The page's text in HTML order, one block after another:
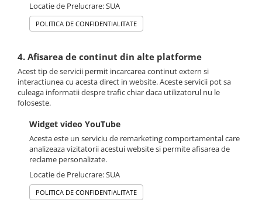
Locatie de Prelucrare: SUA
POLITICA DE CONFIDENTIALITATE
4. Afisarea de continut din alte platforme
Acest tip de servicii permit incarcarea continut extern si
interactiunea cu acesta direct in website. Aceste servicii pot sa
culeaga informatii despre trafic chiar daca utilizatorul nu le
foloseste.
Widget video YouTube
Acesta este un serviciu de remarketing comportamental care
analizeaza vizitatorii acestui website si permite afisarea de
reclame personalizate.
Locatie de Prelucrare: SUA
POLITICA DE CONFIDENTIALITATE